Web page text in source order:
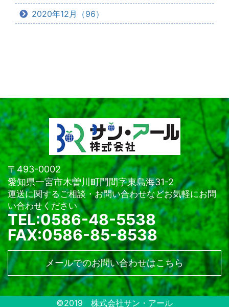
2020年12月（96）
〒493-0002
愛知県一宮市木曽川町門間字東島海31-2
運送に関するご相談・お問い合わせなどお気軽にお問
い合わせください
TEL:0586-48-5538
FAX:0586-85-8538
メールでのお問い合わせはこちら
©2019 株式会社サン・アール